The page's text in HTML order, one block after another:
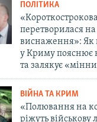
ПОЛІТИКА
перетворилася
виснаження»: Як
у Криму пояснює
та залякує
ВІЙНА ТА КРИМ
«Полювання на
ріжуть військову